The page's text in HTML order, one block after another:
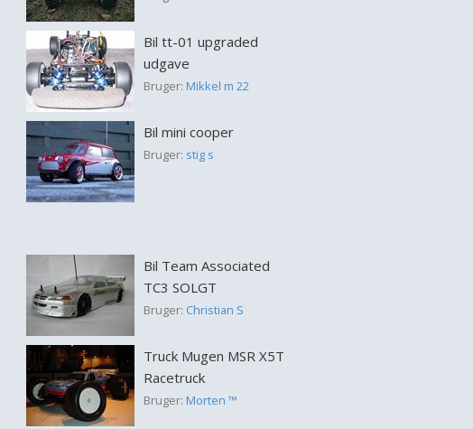
Bil tt-01 upgraded
udgave
Bruger: Mikkel m 22
Bil mini cooper
Bruger: stig s
Bil Team Associated
TC3 SOLGT
Bruger: Christian S
Truck Mugen MSR X5T
Racetruck
Bruger: Morten ™